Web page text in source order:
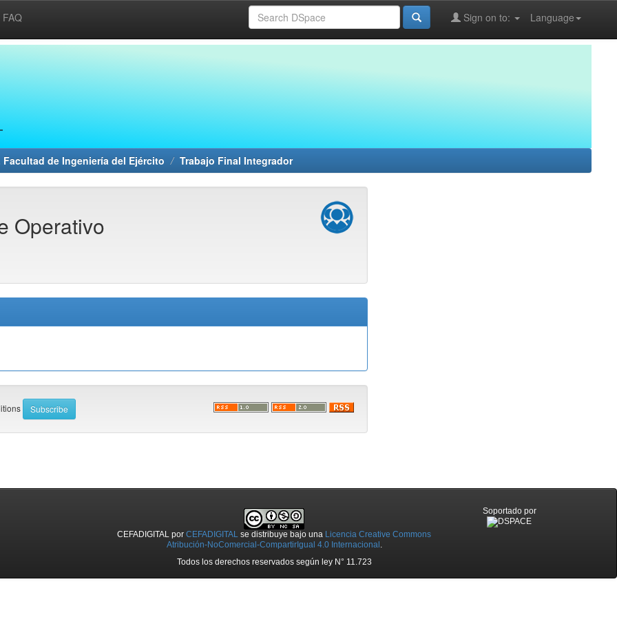
FAQ Language
Sign on to:
Facultad de Ingeniería del Ejército Trabajo Final Integrador
Operativo
CEFADIGITAL porCEFADIGITAL se distribuye bajo una Licencia Creative Commons
Atribución-NoComercial-CompartirIgual 4.0 Internacional .
Todos los derechos reservados según ley N° 11.723
Soportado por